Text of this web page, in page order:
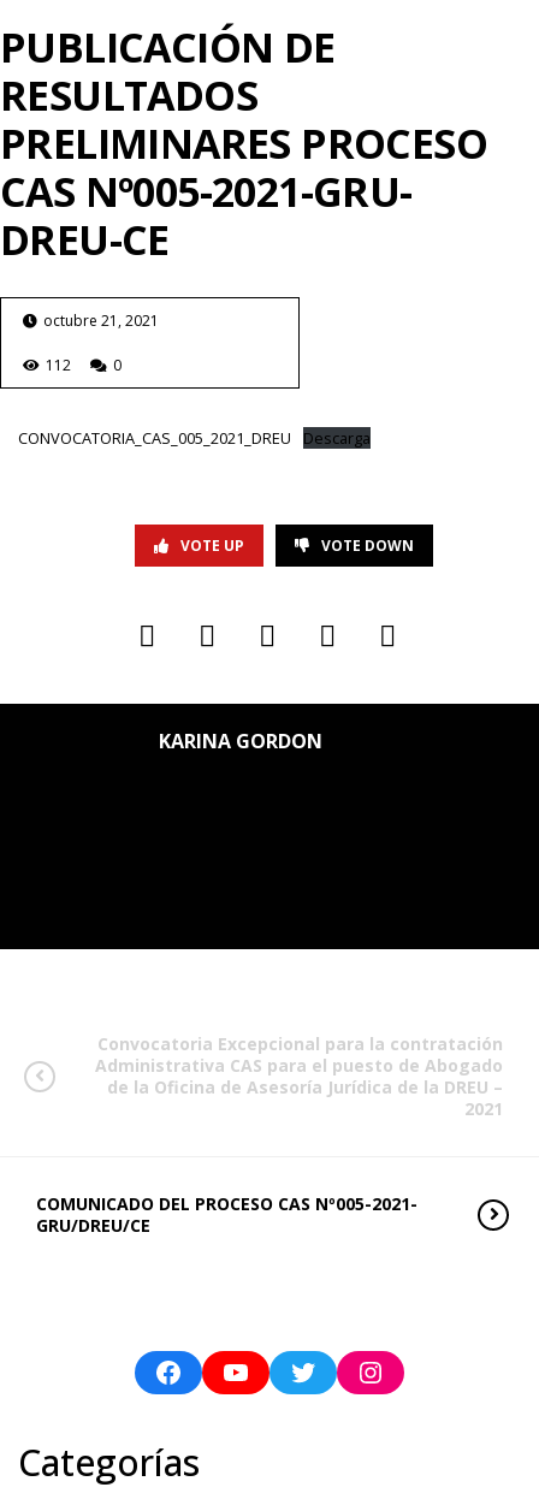
PUBLICACIÓN DE
RESULTADOS
PRELIMINARES PROCESO
CAS Nº005-2021-GRU-
DREU-CE
octubre 21, 2021
112 0
CONVOCATORIA_CAS_005_2021_DREU Descarga
VOTE UP VOTE DOWN
KARINA GORDON
Convocatoria Excepcional para la contratación
Administrativa CAS para el puesto de Abogado
de la Oficina de Asesoría Jurídica de la DREU –
2021
COMUNICADO DEL PROCESO CAS Nº005-2021-
GRU/DREU/CE
Categorías